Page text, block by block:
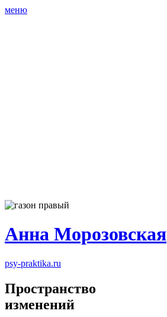
меню
Анна Морозовская
psy-praktika.ru
Пространство
изменений